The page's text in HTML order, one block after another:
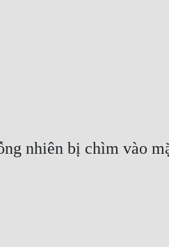
nhiên bị chìm vào